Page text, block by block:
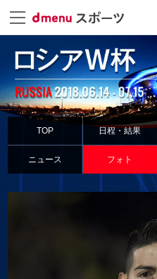
TOP 日程・結果
ニュース フォト